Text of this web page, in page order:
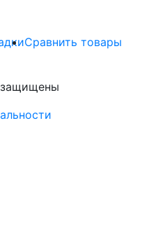
Сравнить товары